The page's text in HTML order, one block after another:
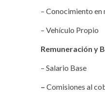
– Conocimiento
– Vehículo Propio
Remuneración y
– Salario Base
– Comisiones al